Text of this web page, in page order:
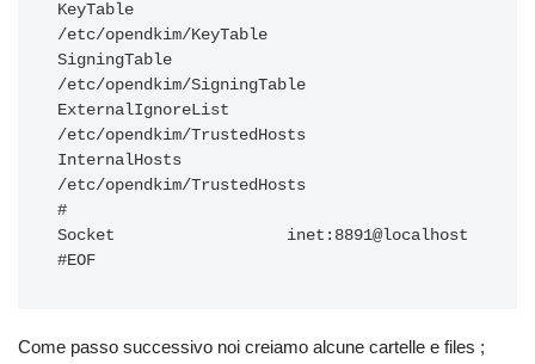
KeyTable
/etc/opendkim/KeyTable
SigningTable
/etc/opendkim/SigningTable
ExternalIgnoreList
/etc/opendkim/TrustedHosts
InternalHosts
/etc/opendkim/TrustedHosts
#
Socket                  inet:8891@localhost
Come passo successivo noi creiamo alcune cartelle e files ;